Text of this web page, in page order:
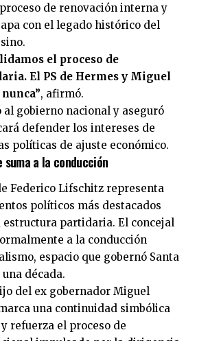
de renovación interna y
con el legado histórico del
el proceso de
El PS de Hermes y Miguel
, afirmó.
al gobierno nacional y aseguró
defender los intereses de
políticas de ajuste económico.
a la conducción
Federico Lifschitz representa
políticos más destacados
estructura partidaria. El concejal
a la conducción
espacio que gobernó Santa
década.
del ex gobernador Miguel
una continuidad simbólica
refuerza el proceso de